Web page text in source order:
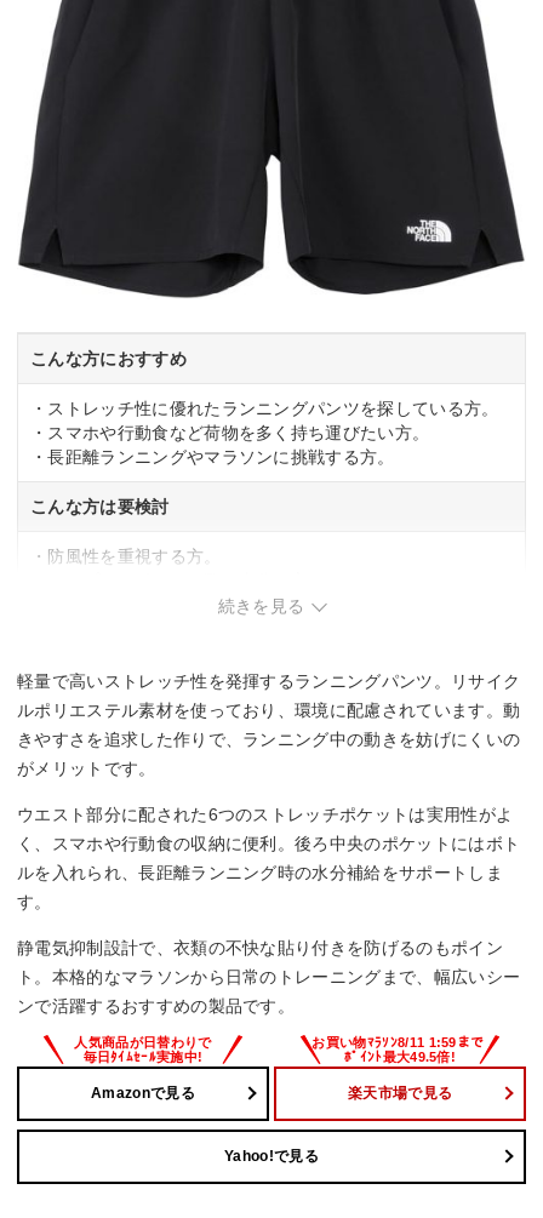
こんな方におすすめ
・ストレッチ性に優れたランニングパンツを探している方。
・スマホや行動食など荷物を多く持ち運びたい方。
・長距離ランニングやマラソンに挑戦する方。
こんな方は要検討
・防風性を重視する方。
続きを見る
軽量で高いストレッチ性を発揮するランニングパンツ。リサイク
ルポリエステル素材を使っており、環境に配慮されています。動
きやすさを追求した作りで、ランニング中の動きを妨げにくいの
がメリットです。
ウエスト部分に配された6つのストレッチポケットは実用性がよ
く、スマホや行動食の収納に便利。後ろ中央のポケットにはボト
ルを入れられ、長距離ランニング時の水分補給をサポートしま
す。
静電気抑制設計で、衣類の不快な貼り付きを防げるのもポイン
ト。本格的なマラソンから日常のトレーニングまで、幅広いシー
ンで活躍するおすすめの製品です。
Amazonで見る 楽天市場で見る
Yahoo!で見る